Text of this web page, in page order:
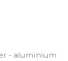
- aluminium